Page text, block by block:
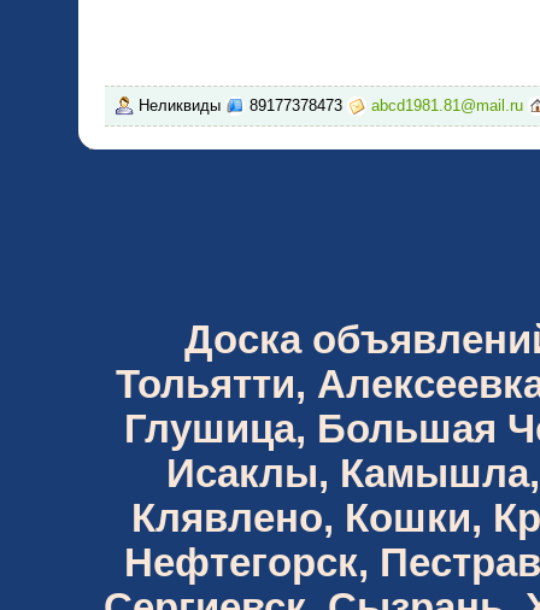
Неликвиды 89177378473 abcd1981.81@mail.ru
Доска
Тольятти,
Глушица, Большая
Исаклы, Камышла,
Клявлено, Кошки,
Нефтегорск,